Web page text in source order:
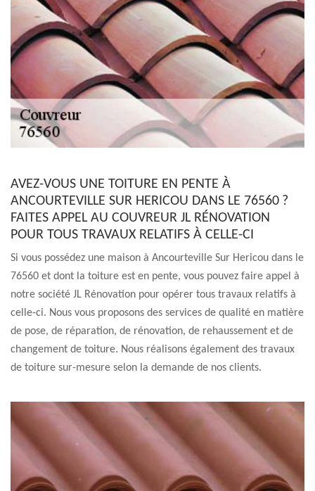
AVEZ-VOUS UNE TOITURE EN PENTE À
ANCOURTEVILLE SUR HERICOU DANS LE 76560 ?
FAITES APPEL AU COUVREUR JL RÉNOVATION
POUR TOUS TRAVAUX RELATIFS À CELLE-CI
Si vous possédez une maison à Ancourteville Sur Hericou dans le
76560 et dont la toiture est en pente, vous pouvez faire appel à
notre société JL Rénovation pour opérer tous travaux relatifs à
celle-ci. Nous vous proposons des services de qualité en matière
de pose, de réparation, de rénovation, de rehaussement et de
changement de toiture. Nous réalisons également des travaux
de toiture sur-mesure selon la demande de nos clients.